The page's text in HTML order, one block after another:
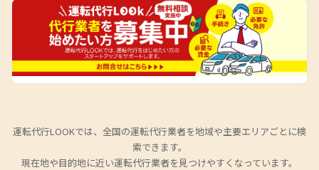
運転代行LOOKでは、全国の運転代行業者を地域や主要エリアごとに検
索できます。
現在地や目的地に近い運転代行業者を見つけやすくなっています。